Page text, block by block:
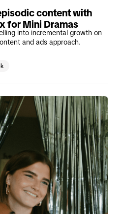
content with
for Mini Dramas
into incremental growth on
and ads approach.